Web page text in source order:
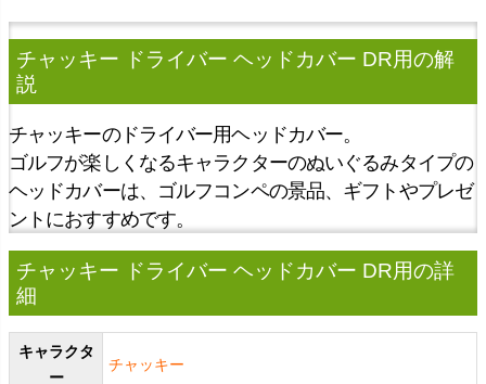
チャッキー ドライバー ヘッドカバー DR用の解
説
チャッキーのドライバー用ヘッドカバー。
ゴルフが楽しくなるキャラクターのぬいぐるみタイプの
ヘッドカバーは、ゴルフコンペの景品、ギフトやプレゼ
ントにおすすめです。
チャッキー ドライバー ヘッドカバー DR用の詳
細
キャラクタ
ー
チャッキー